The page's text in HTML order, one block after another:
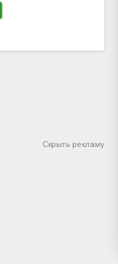
Скрыть рекламу